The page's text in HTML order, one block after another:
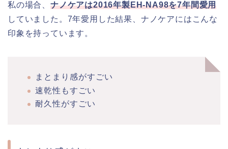
私の場合、 ナノケアは2016年製EH-NA98を7年間愛用
していました。7年愛用した結果、ナノケアにはこんな
印象を持っています。
まとまり感がすごい
速乾性もすごい
耐久性がすごい